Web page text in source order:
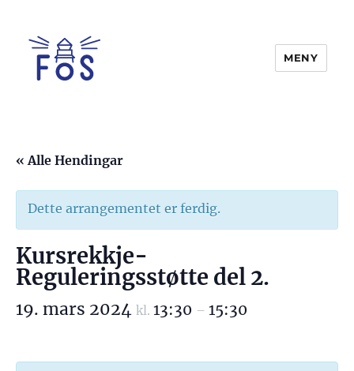
MENY
« Alle Hendingar
Dette arrangementet er ferdig.
Kursrekkje-
Reguleringsstøtte del 2.
19. mars 2024 kl. 13:30 – 15:30